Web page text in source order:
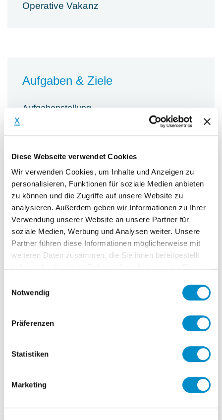
Diese Webseite verwendet Cookies
Wir verwenden Cookies, um Inhalte und Anzeigen zu
personalisieren, Funktionen für soziale Medien anbieten
zu können und die Zugriffe auf unsere Website zu
analysieren. Außerdem geben wir Informationen zu Ihrer
Verwendung unserer Website an unsere Partner für
soziale Medien, Werbung und Analysen weiter. Unsere
Partner führen diese Informationen möglicherweise mit
weiteren Daten zusammen, die Sie ihnen bereitgestellt
Notwendig
Präferenzen
Statistiken
Marketing
Operative Vakanz
Aufgaben & Ziele
Aufgabenstellung
Unser Mandant, ein mittelständischer
mit einer thermischen
Klärschlammverwertungsanlage, sucht
ab sofort einen Kaufmännischen
Geschäftsführer (m/w/d) in
Festanstellung. In dieser Aufgabe sind
Sie direkt dem Gesellschafterkreis
unterstellt.
Gesamtverantwortung sämtlicher
Sparringspartner der technischen
Konsolidierung der Jahresplanung, die
Liquiditätsplanung und -sicherung, die
kontinuierliche Optimierung der
Geschäftsprozesse